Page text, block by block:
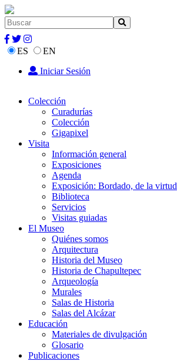
ES
EN
Iniciar Sesión
Colección
Curadurías
Colección
Gigapixel
Visita
Información general
Exposiciones
Agenda
Exposición: Bordado, de la virtud
Biblioteca
Servicios
Visitas guiadas
El Museo
Quiénes somos
Arquitectura
Historia del Museo
Historia de Chapultepec
Arqueología
Murales
Salas de Historia
Salas del Alcázar
Educación
Materiales de divulgación
Glosario
Publicaciones